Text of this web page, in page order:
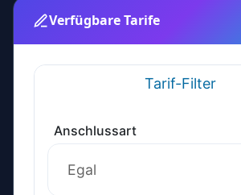
Verfügbare Tarife